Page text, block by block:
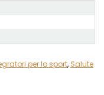
per lo sport, Salute